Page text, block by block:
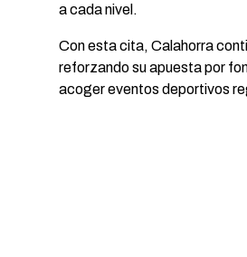
a cada nivel.
Con esta cita, Calahorra
reforzando su apuesta por
acoger eventos deportivos